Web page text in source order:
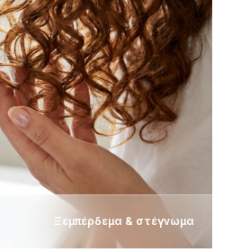
Ξεμπέρδεμα & στέγνωμα